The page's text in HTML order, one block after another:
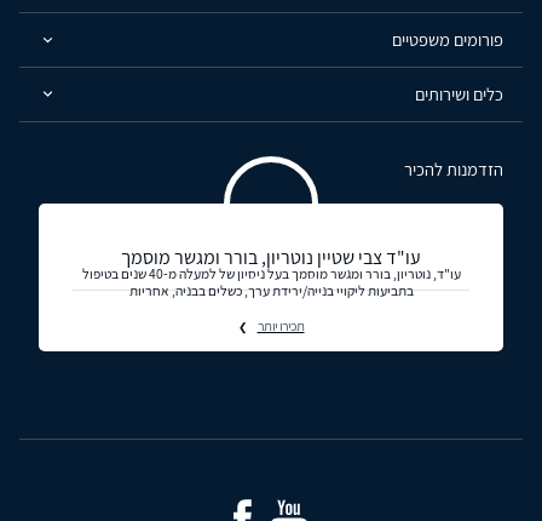
פורומים משפטיים
כלים ושירותים
הזדמנות להכיר
עו"ד צבי שטיין נוטריון, בורר ומגשר מוסמך
עו"ד, נוטריון, בורר ומגשר מוסמך בעל ניסיון של למעלה מ-40 שנים בטיפול
בתביעות ליקויי בנייה/ירידת ערך, כשלים בבניה, אחריות
תכירו יותר